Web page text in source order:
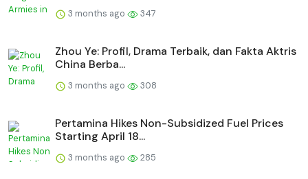
3 months ago 347
Zhou Ye: Profil, Drama Terbaik, dan Fakta Aktris
China Berba...
3 months ago 308
Pertamina Hikes Non-Subsidized Fuel Prices
Starting April 18...
3 months ago 285